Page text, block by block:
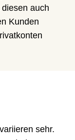
auch
Kunden
sehr.